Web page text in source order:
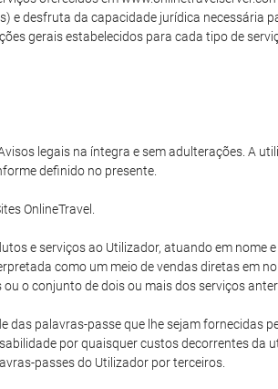
e desfruta da capacidade jurídica necessária
gerais estabelecidos para cada tipo de
legais na íntegra e sem adulterações. A
definido no presente.
OnlineTravel.
e serviços ao Utilizador, atuando em nome
como um meio de vendas diretas em
o conjunto de dois ou mais dos serviços
palavras-passe que lhe sejam fornecidas
por quaisquer custos decorrentes da
passes do Utilizador por terceiros.